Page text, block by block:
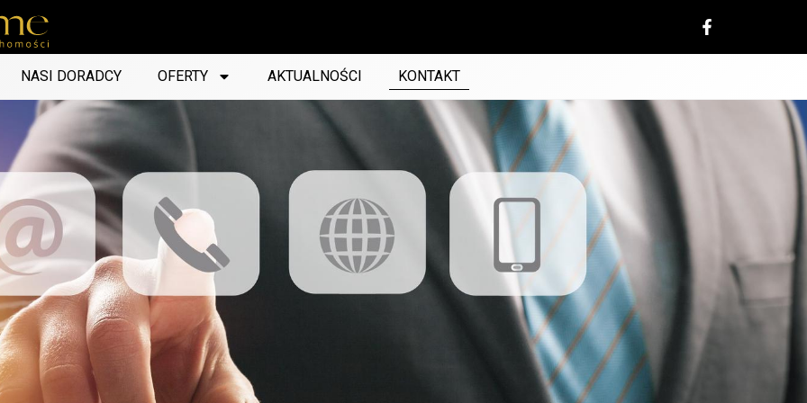
NASI DORADCY OFERTY AKTUALNOŚCI KONTAKT